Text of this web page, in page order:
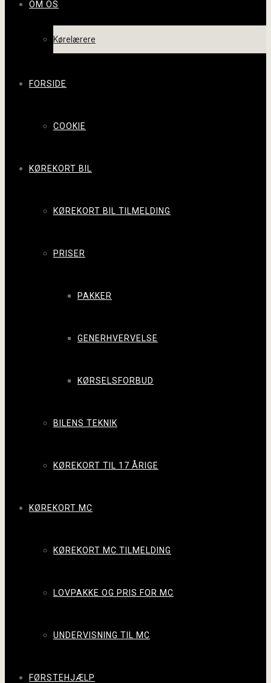
OM OS
Kørelærere
FORSIDE
COOKIE
KØREKORT BIL
KØREKORT BIL TILMELDING
PRISER
PAKKER
GENERHVERVELSE
KØRSELSFORBUD
BILENS TEKNIK
KØREKORT TIL 17 ÅRIGE
KØREKORT MC
KØREKORT MC TILMELDING
LOVPAKKE OG PRIS FOR MC
UNDERVISNING TIL MC
FØRSTEHJÆLP